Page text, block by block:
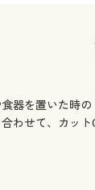
器を置いた時
わせて、カット